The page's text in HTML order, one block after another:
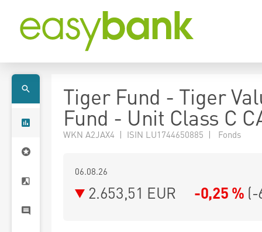
Tiger Fund - Tiger
Fund - Unit Class C
WKN A2JAX4 | ISIN LU1744650885 | Fonds
06.08.26
2.653,51 EUR -0,25 % (-